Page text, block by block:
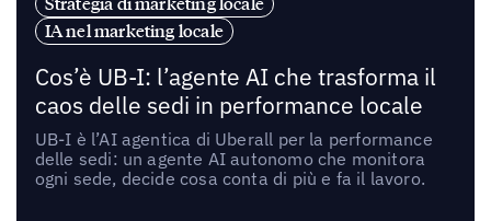
IA nel marketing locale
Cos’è UB-I: l’agente AI che trasforma il
caos delle sedi in performance locale
UB-I è l’AI agentica di Uberall per la performance
delle sedi: un agente AI autonomo che monitora
ogni sede, decide cosa conta di più e fa il lavoro.